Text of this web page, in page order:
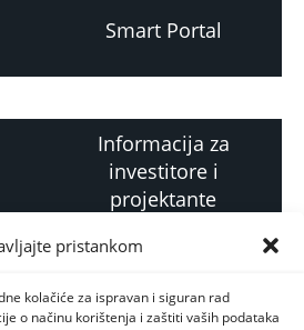
pristankom
kolačiće za ispravan i siguran rad
o načinu korištenja i zaštiti vaših podataka
Smart Portal
Informacija za
investitore i
projektante
Strateški i planski